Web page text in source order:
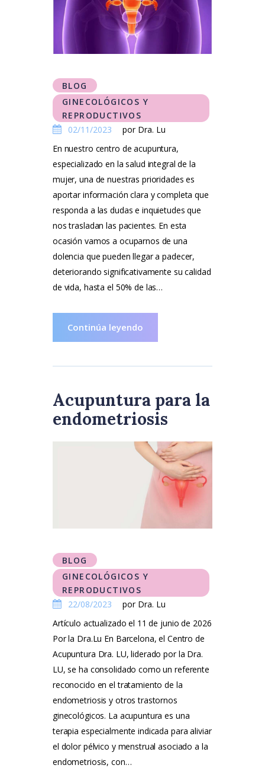
Tarifas
Método Tung
Contacto
BLOG
GINECOLÓGICOS Y
REPRODUCTIVOS
02/11/2023
por Dra. Lu
En nuestro centro de acupuntura,
especializado en la salud integral de la
mujer, una de nuestras prioridades es
aportar información clara y completa que
responda a las dudas e inquietudes que
nos trasladan las pacientes. En esta
ocasión vamos a ocuparnos de una
dolencia que pueden llegar a padecer,
deteriorando significativamente su calidad
de vida, hasta el 50% de las…
Continúa leyendo
Acupuntura para la
endometriosis
BLOG
GINECOLÓGICOS Y
REPRODUCTIVOS
22/08/2023
por Dra. Lu
Artículo actualizado el 11 de junio de 2026
Por la Dra.Lu En Barcelona, el Centro de
Acupuntura Dra. LU, liderado por la Dra.
LU, se ha consolidado como un referente
reconocido en el tratamiento de la
endometriosis y otros trastornos
ginecológicos. La acupuntura es una
terapia especialmente indicada para aliviar
el dolor pélvico y menstrual asociado a la
endometriosis, con…